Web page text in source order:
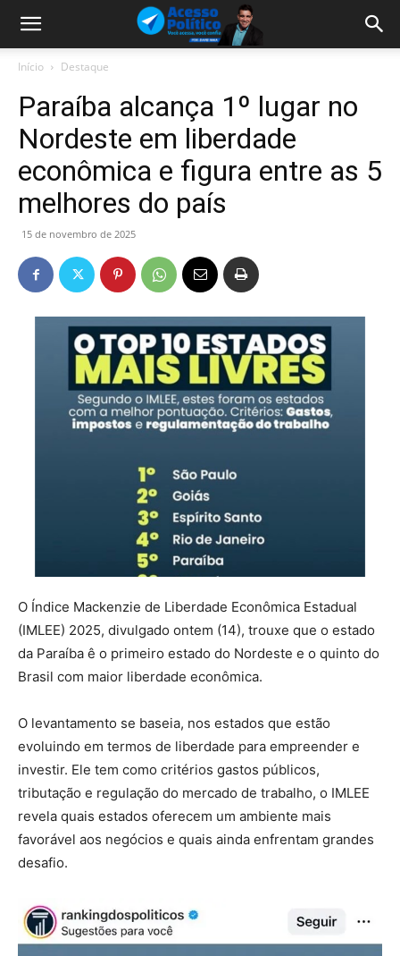
Início Destaque
Paraíba alcança 1º lugar no
Nordeste em liberdade
econômica e figura entre as 5
melhores do país
15 de novembro de 2025
O Índice Mackenzie de Liberdade Econômica Estadual
(IMLEE) 2025, divulgado ontem (14), trouxe que o estado
da Paraíba ê o primeiro estado do Nordeste e o quinto do
Brasil com maior liberdade econômica.
O levantamento se baseia, nos estados que estão
evoluindo em termos de liberdade para empreender e
investir. Ele tem como critérios gastos públicos,
tributação e regulação do mercado de trabalho, o IMLEE
revela quais estados oferecem um ambiente mais
favorável aos negócios e quais ainda enfrentam grandes
desafio.